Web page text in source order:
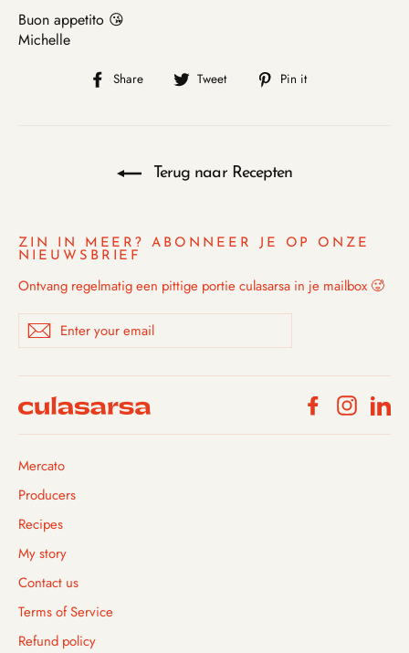
Buon appetito 😘
Michelle
Share
Share Tweet
Tweet Pin it
Terug naar Recepten
ZIN IN MEER? ABONNEER JE OP ONZE
NIEUWSBRIEF
Ontvang regelmatig een pittige portie culasarsa in je mailbox 🥵
Enter
your
email
Subscribe
Facebook
Mercato
Producers
Recipes
My story
Contact us
Terms of Service
Refund policy